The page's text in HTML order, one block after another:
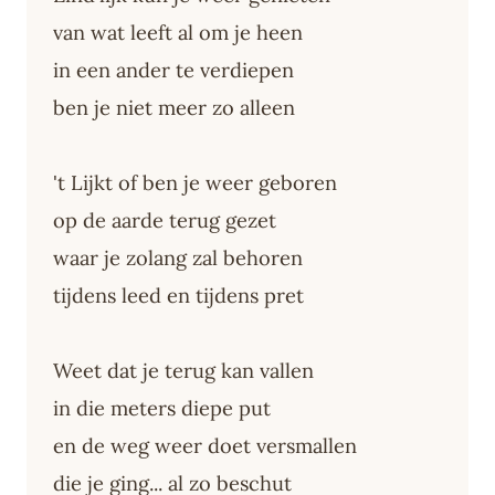
van wat leeft al om je heen
in een ander te verdiepen
ben je niet meer zo alleen
't Lijkt of ben je weer geboren
op de aarde terug gezet
waar je zolang zal behoren
tijdens leed en tijdens pret
Weet dat je terug kan vallen
in die meters diepe put
en de weg weer doet versmallen
die je ging... al zo beschut